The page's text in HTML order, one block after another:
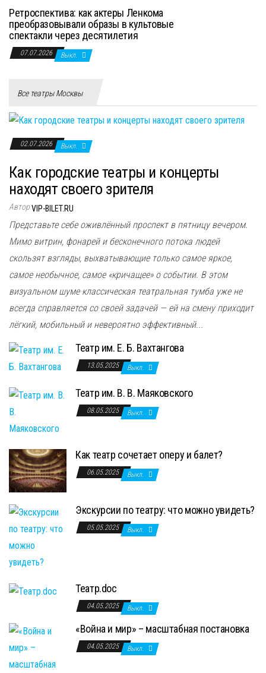
Ретроспектива: как актеры Ленкома
преобразовывали образы в культовые
спектакли через десятилетия
07.07.2026 Выкл.
Все театры Москвы
02.07.2026 Выкл.
Как городские театры и концерты
находят своего зрителя
АвторVIP-BILET.RU
Представьте себе оживлённый проспект в пятницу вечером.
Мимо витрин, фонарей и бесконечного потока людей
скользят взгляды, выхватывающие только самое яркое,
самое необычное, самое «кричащее» о событии. В этом
визуальном шуме классическая театральная тумба уже не
всегда справляется со своей задачей — ей на смену приходит
лёгкий, мобильный и невероятно эффективный...
Театр им. Е. Б. Вахтангова
13.05.2025 Выкл.
Театр им. В. В. Маяковского
08.05.2025 Выкл.
Как театр сочетает оперу и балет?
06.05.2025 Выкл.
Экскурсии по театру: что можно увидеть?
05.05.2025 Выкл.
Театр.doc
04.05.2025 Выкл.
«Война и мир» – масштабная постановка
04.05.2025 Выкл.